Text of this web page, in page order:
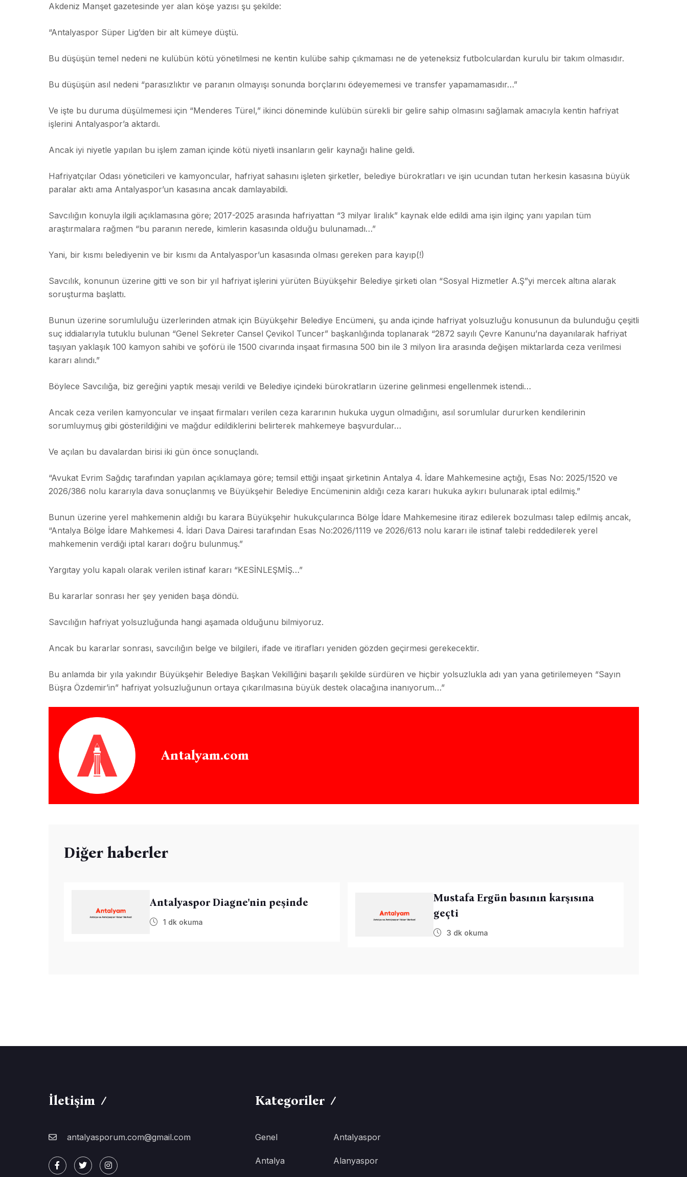
Akdeniz Manşet gazetesinde yer alan köşe yazısı şu şekilde:
“Antalyaspor Süper Lig’den bir alt kümeye düştü.
Bu düşüşün temel nedeni ne kulübün kötü yönetilmesi ne kentin kulübe sahip çıkmaması ne de yeteneksiz futbolculardan kurulu bir takım olmasıdır.
Bu düşüşün asıl nedeni “parasızlıktır ve paranın olmayışı sonunda borçlarını ödeyememesi ve transfer yapamamasıdır…”
Ve işte bu duruma düşülmemesi için “Menderes Türel,” ikinci döneminde kulübün sürekli bir gelire sahip olmasını sağlamak amacıyla kentin hafriyat
işlerini Antalyaspor’a aktardı.
Ancak iyi niyetle yapılan bu işlem zaman içinde kötü niyetli insanların gelir kaynağı haline geldi.
Hafriyatçılar Odası yöneticileri ve kamyoncular, hafriyat sahasını işleten şirketler, belediye bürokratları ve işin ucundan tutan herkesin kasasına büyük
paralar aktı ama Antalyaspor’un kasasına ancak damlayabildi.
Savcılığın konuyla ilgili açıklamasına göre; 2017-2025 arasında hafriyattan “3 milyar liralık” kaynak elde edildi ama işin ilginç yanı yapılan tüm
araştırmalara rağmen “bu paranın nerede, kimlerin kasasında olduğu bulunamadı…”
Yani, bir kısmı belediyenin ve bir kısmı da Antalyaspor’un kasasında olması gereken para kayıp(!)
Savcılık, konunun üzerine gitti ve son bir yıl hafriyat işlerini yürüten Büyükşehir Belediye şirketi olan “Sosyal Hizmetler A.Ş”yi mercek altına alarak
soruşturma başlattı.
Bunun üzerine sorumluluğu üzerlerinden atmak için Büyükşehir Belediye Encümeni, şu anda içinde hafriyat yolsuzluğu konusunun da bulunduğu çeşitli
suç iddialarıyla tutuklu bulunan “Genel Sekreter Cansel Çevikol Tuncer” başkanlığında toplanarak “2872 sayılı Çevre Kanunu’na dayanılarak hafriyat
taşıyan yaklaşık 100 kamyon sahibi ve şoförü ile 1500 civarında inşaat firmasına 500 bin ile 3 milyon lira arasında değişen miktarlarda ceza verilmesi
kararı alındı.”
Böylece Savcılığa, biz gereğini yaptık mesajı verildi ve Belediye içindeki bürokratların üzerine gelinmesi engellenmek istendi…
Ancak ceza verilen kamyoncular ve inşaat firmaları verilen ceza kararının hukuka uygun olmadığını, asıl sorumlular dururken kendilerinin
sorumluymuş gibi gösterildiğini ve mağdur edildiklerini belirterek mahkemeye başvurdular…
Ve açılan bu davalardan birisi iki gün önce sonuçlandı.
“Avukat Evrim Sağdıç tarafından yapılan açıklamaya göre; temsil ettiği inşaat şirketinin Antalya 4. İdare Mahkemesine açtığı, Esas No: 2025/1520 ve
2026/386 nolu kararıyla dava sonuçlanmış ve Büyükşehir Belediye Encümeninin aldığı ceza kararı hukuka aykırı bulunarak iptal edilmiş.”
Bunun üzerine yerel mahkemenin aldığı bu karara Büyükşehir hukukçularınca Bölge İdare Mahkemesine itiraz edilerek bozulması talep edilmiş ancak,
“Antalya Bölge İdare Mahkemesi 4. İdari Dava Dairesi tarafından Esas No:2026/1119 ve 2026/613 nolu kararı ile istinaf talebi reddedilerek yerel
mahkemenin verdiği iptal kararı doğru bulunmuş.”
Yargıtay yolu kapalı olarak verilen istinaf kararı “KESİNLEŞMİŞ…”
Bu kararlar sonrası her şey yeniden başa döndü.
Savcılığın hafriyat yolsuzluğunda hangi aşamada olduğunu bilmiyoruz.
Ancak bu kararlar sonrası, savcılığın belge ve bilgileri, ifade ve itirafları yeniden gözden geçirmesi gerekecektir.
Bu anlamda bir yıla yakındır Büyükşehir Belediye Başkan Vekilliğini başarılı şekilde sürdüren ve hiçbir yolsuzlukla adı yan yana getirilemeyen “Sayın
Büşra Özdemir’in” hafriyat yolsuzluğunun ortaya çıkarılmasına büyük destek olacağına inanıyorum…”
Antalyam.com
Diğer haberler
Antalyaspor Diagne'nin peşinde
1 dk okuma
Mustafa Ergün basının karşısına
geçti
3 dk okuma
İletişim
antalyasporum.com@gmail.com
Kategoriler
Genel Antalyaspor
Antalya Alanyaspor